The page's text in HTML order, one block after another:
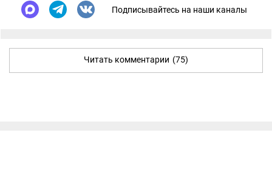
Подписывайтесь на наши каналы
Читать комментарии (75)